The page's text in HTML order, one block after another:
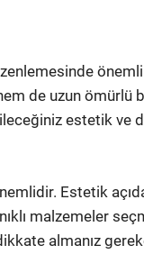
de uzun ömürlü
estetik ve
Estetik
malzemeler
almanız